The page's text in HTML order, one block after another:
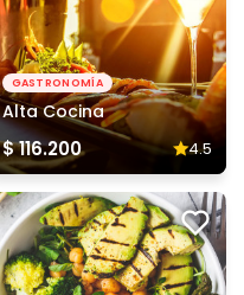
GASTRONOMÍA
Alta Cocina
$ 116.200 4.5